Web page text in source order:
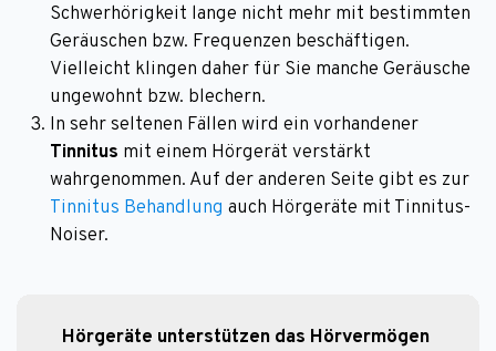
Schwerhörigkeit lange nicht mehr mit bestimmten
Geräuschen bzw. Frequenzen beschäftigen.
Vielleicht klingen daher für Sie manche Geräusche
ungewohnt bzw. blechern.
In sehr seltenen Fällen wird ein vorhandener
Tinnitus mit einem Hörgerät verstärkt
wahrgenommen. Auf der anderen Seite gibt es zur
Tinnitus Behandlung auch Hörgeräte mit Tinnitus-
Noiser.
Hörgeräte unterstützen das Hörvermögen